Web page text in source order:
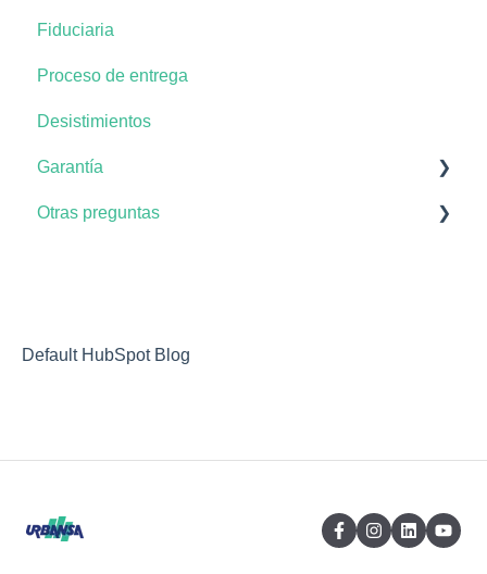
Fiduciaria
Proceso de entrega
Desistimientos
Garantía
No conformidades
Otras preguntas
Default HubSpot Blog